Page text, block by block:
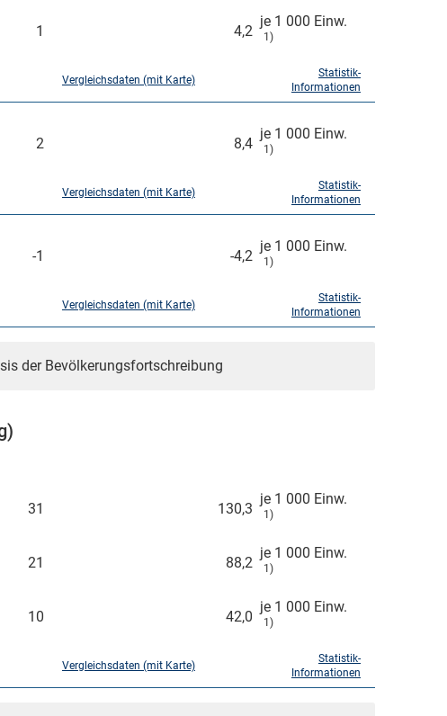
1 4,2
je 1 000 Einw.
1)
Vergleichsdaten (mit Karte)
Statistik-
Informationen
2 8,4
je 1 000 Einw.
1)
Vergleichsdaten (mit Karte)
Statistik-
Informationen
-1 -4,2
je 1 000 Einw.
1)
Vergleichsdaten (mit Karte)
Statistik-
Informationen
der Bevölkerungsfortschreibung
31 130,3
je 1 000 Einw.
1)
21 88,2
je 1 000 Einw.
1)
10 42,0
je 1 000 Einw.
1)
Vergleichsdaten (mit Karte)
Statistik-
Informationen